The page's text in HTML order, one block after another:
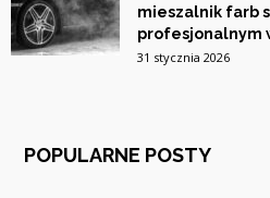
mieszalnik farb
profesjonalnym
31 stycznia 2026
POPULARNE POSTY